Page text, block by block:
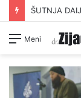
ŠUTNJA
Meni